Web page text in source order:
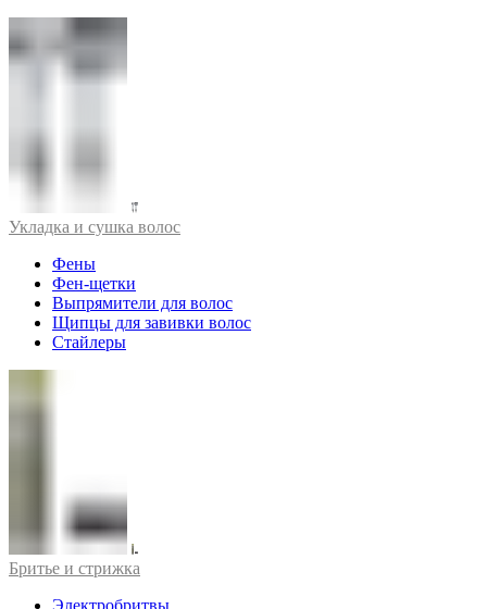
Укладка и сушка волос
Фены
Фен-щетки
Выпрямители для волос
Щипцы для завивки волос
Стайлеры
Бритье и стрижка
Электробритвы